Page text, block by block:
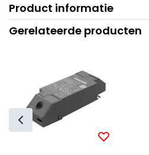
Product informatie
Gerelateerde producten